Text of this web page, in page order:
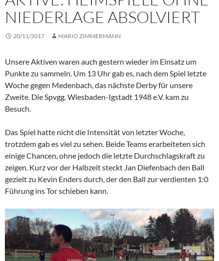
NIEDERLAGE ABSOLVIERT
20/11/2017 MARIO ZIMMERMANN
Unsere Aktiven waren auch gestern wieder im Einsatz um
Punkte zu sammeln. Um 13 Uhr gab es, nach dem Spiel letzte
Woche gegen Medenbach, das nächste Derby für unsere
Zweite. Die Spvgg. Wiesbaden-Igstadt 1948 e.V. kam zu
Besuch.
Das Spiel hatte nicht die Intensität von letzter Woche,
trotzdem gab es viel zu sehen. Beide Teams erarbeiteten sich
einige Chancen, ohne jedoch die letzte Durchschlagskraft zu
zeigen. Kurz vor der Halbzeit steckt Jan Diefenbach den Ball
gezielt zu Kevin Enders durch, der den Ball zur verdienten 1:0
Führung ins Tor schieben kann.